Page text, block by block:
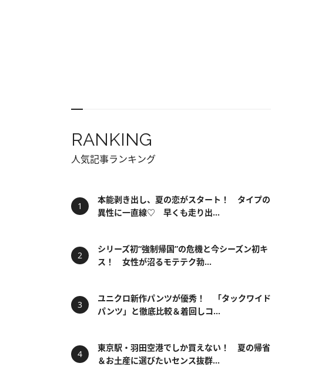
RANKING
人気記事ランキング
本能剥き出し、夏の恋がスタート！ タイプの
異性に一直線♡ 早くも走り出...
シリーズ初“強制帰国”の危機と今シーズン初キ
ス！ 女性が沼るモテテク勃...
ユニクロ新作パンツが優秀！ 「タックワイド
パンツ」と徹底比較＆着回しコ...
東京駅・羽田空港でしか買えない！ 夏の帰省
＆お土産に選びたいセンス抜群...